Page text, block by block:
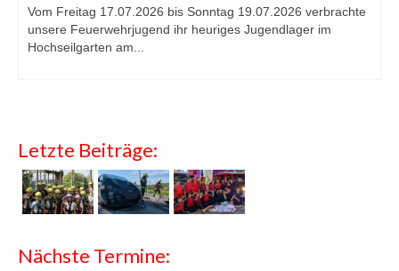
Vom Freitag 17.07.2026 bis Sonntag 19.07.2026 verbrachte
unsere Feuerwehrjugend ihr heuriges Jugendlager im
Hochseilgarten am...
Letzte Beiträge:
Nächste Termine: